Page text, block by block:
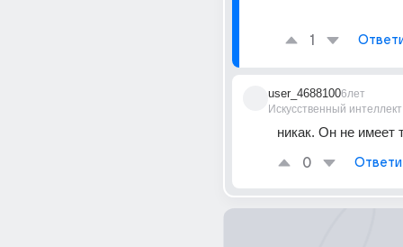
1
user_4688100
Искусственный интеллект
6лет
никак. Он не имеет
0